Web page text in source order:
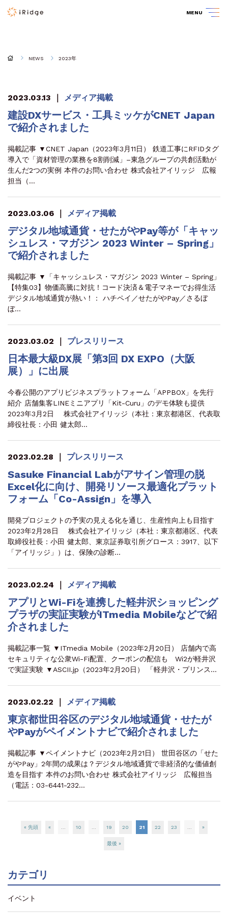
MENU
NEWS 2023年
2023.03.13 ｜ メディア掲載
建設DXサービス・工具ミッケがCNET Japan
で紹介されました
掲載記事 ▼CNET Japan（2023年3月11日） 鉄道工事にRFIDタグ
導入で「資材管理の業務を8割削減」–東急グループの共創活動が
生んだ2つの実例 本件のお問い合わせ 株式会社アイリッジ 広報
担当（…
2023.03.06 ｜ メディア掲載
デジタル地域通貨・せたがやPay等が「キャッ
シュレス・マガジン 2023 Winter – Spring」
で紹介されました
掲載記事 ▼「キャッシュレス・マガジン 2023 Winter – Spring」
【特集03】物価高騰に対抗！コード決済＆電子マネーでお得生活
デジタル地域通貨が熱い！： ハチペイ／せたがやPay／さるぼ
ぼ…
2023.03.02 ｜ プレスリリース
日本最大級DX展「第3回 DX EXPO（大阪
展）」に出展
今春公開のアプリビジネスプラットフォーム「APPBOX」を先行
紹介 店舗集客LINEミニアプリ「Kit-Curu」のデモ体験も提供
2023年3月2日 株式会社アイリッジ（本社：東京都港区、代表取
締役社長：小田 健太郎…
2023.02.28 ｜ プレスリリース
Sasuke Financial Labがアサイン管理の脱
Excel化に向け、開発リソース最適化プラット
フォーム「Co-Assign」を導入
開発プロジェクトの予実の見える化を通じ、生産性向上も目指す
2023年2月28日 株式会社アイリッジ（本社：東京都港区、代表
取締役社長：小田 健太郎、東京証券取引所グロース：3917、以下
「アイリッジ」）は、保険の診断…
2023.02.24 ｜ メディア掲載
アプリとWi-Fiを連携した軽井沢ショッピング
プラザの実証実験がITmedia Mobileなどで紹
介されました
掲載記事一覧 ▼ITmedia Mobile（2023年2月20日） 店舗内で高
セキュリティな公衆Wi-Fi配置、クーポンの配信も Wi2が軽井沢
で実証実験 ▼ASCII.jp（2023年2月20日） 「軽井沢・プリンス…
2023.02.22 ｜ メディア掲載
東京都世田谷区のデジタル地域通貨・せたが
やPayがペイメントナビで紹介されました
掲載記事 ▼ペイメントナビ（2023年2月21日） 世田谷区の「せた
がやPay」2年間の成果は？デジタル地域通貨で非経済的な価値創
造を目指す 本件のお問い合わせ 株式会社アイリッジ 広報担当
（電話：03-6441-232…
« 先頭 « 10 19 20 21 22 23 »
最後 »
カテゴリ
イベント